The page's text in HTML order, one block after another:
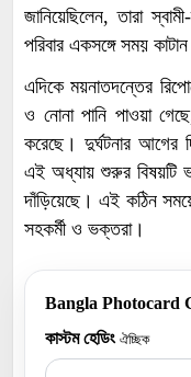
জানিয়েছিলেন, তারা
পরিবার একসঙ্গে সময়
এদিকে ময়নাতদন্তের
ও নোনা পানি পাওয়া
করেছে। দুর্ঘটনার আগের
এই অধ্যায় শুরুর বিষয়টি
দাঁড়িয়েছে। এই কঠিন
সহকর্মী ও ভক্তরা।
Bangla Photocard
কাস্টম হেডিং ঐচ্ছিক